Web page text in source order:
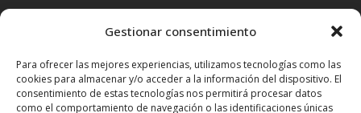
Gestionar consentimiento
Para ofrecer las mejores experiencias, utilizamos tecnologías como las
cookies para almacenar y/o acceder a la información del dispositivo. El
consentimiento de estas tecnologías nos permitirá procesar datos
como el comportamiento de navegación o las identificaciones únicas
Colegio Guadalaviar
46021 Valencia
96 339 36 00